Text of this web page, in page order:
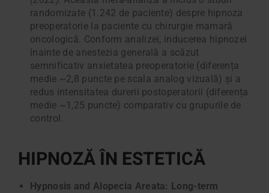
randomizate (1.242 de paciente) despre hipnoza
preoperatorie la paciente cu chirurgie mamară
oncologică. Conform analizei, inducerea hipnozei
înainte de anestezia generală a scăzut
semnificativ anxietatea preoperatorie (diferența
medie ~2,8 puncte pe scala analog vizuală) și a
redus intensitatea durerii postoperatorii (diferența
medie ~1,25 puncte) comparativ cu grupurile de
control.
HIPNOZĂ ÎN ESTETICĂ
Hypnosis and Alopecia Areata: Long-term